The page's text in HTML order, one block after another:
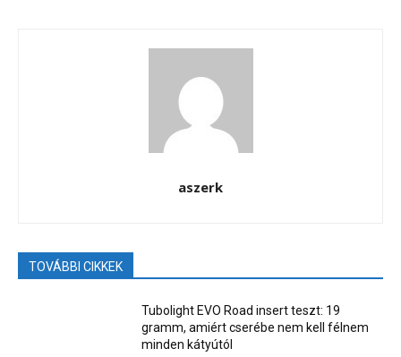
aszerk
TOVÁBBI CIKKEK
Tubolight EVO Road insert teszt: 19
gramm, amiért cserébe nem kell félnem
minden kátyútól